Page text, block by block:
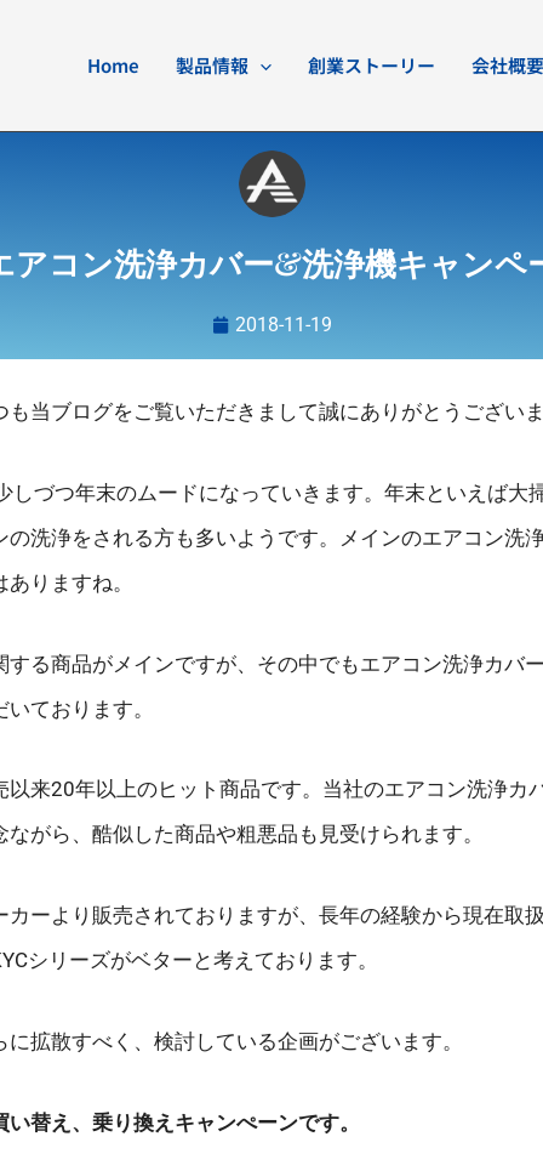
Home 製品情報 創業ストーリー 会社概要
アコン洗浄カバー&洗浄機キャンペ
2018-11-19
当ブログをご覧いただきまして誠にありがとうござい
しづつ年末のムードになっていきます。年末といえば大
洗浄をされる方も多いようです。メインのエアコン洗
りますね。
る商品がメインですが、その中でもエアコン洗浄カバ
ております。
以来20年以上のヒット商品です。当社のエアコン洗浄カ
がら、酷似した商品や粗悪品も見受けられます。
ーより販売されておりますが、長年の経験から現在取
シリーズがベターと考えております。
拡散すべく、検討している企画がございます。
替え、乗り換えキャンぺーンです。